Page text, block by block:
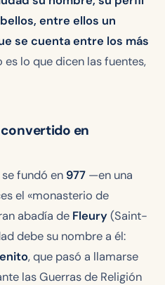
entre ellos un
se cuenta entre los más
es lo que dicen las fuentes,
en
se fundó en 977 —en una
el «monasterio de
abadía de Fleury (Saint-
debe su nombre a él:
, que pasó a llamarse
las Guerras de Religión